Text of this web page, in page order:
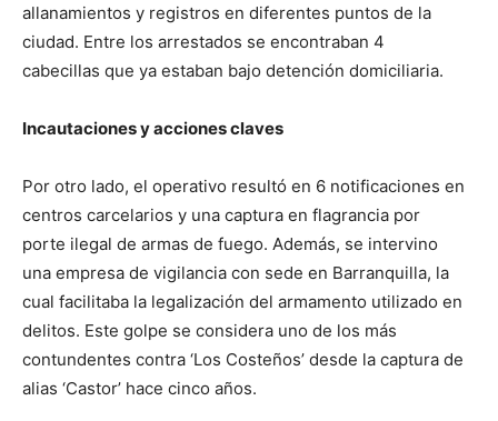
allanamientos y registros en diferentes puntos de la
ciudad. Entre los arrestados se encontraban 4
cabecillas que ya estaban bajo detención domiciliaria.
Incautaciones y acciones claves
Por otro lado, el operativo resultó en 6 notificaciones en
centros carcelarios y una captura en flagrancia por
porte ilegal de armas de fuego. Además, se intervino
una empresa de vigilancia con sede en Barranquilla, la
cual facilitaba la legalización del armamento utilizado en
delitos. Este golpe se considera uno de los más
contundentes contra ‘Los Costeños’ desde la captura de
alias ‘Castor’ hace cinco años.